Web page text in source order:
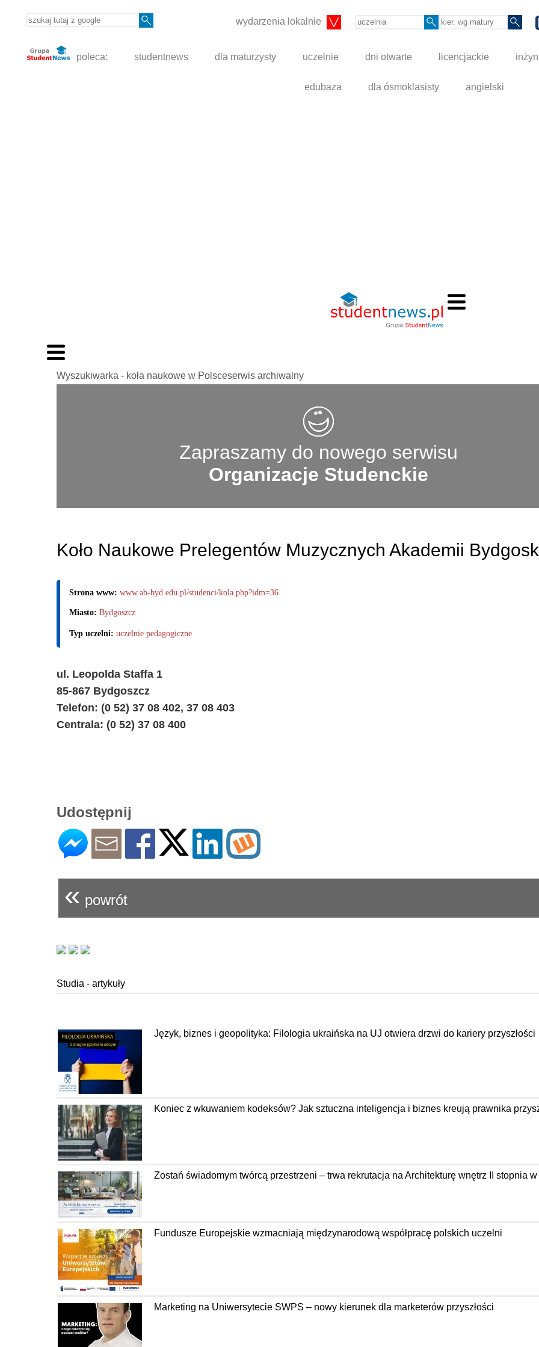
wydarzenia lokalnie
poleca: studentnews dla maturzysty uczelnie dni otwarte licencjackie
edubaza dla ósmoklasisty angielski
Wyszukiwarka - koła naukowe w Polsceserwis archiwalny
Zapraszamy do nowego serwisu
Organizacje Studenckie
Koło Naukowe Prelegentów Muzycznych Akademii
Strona www: www.ab-byd.edu.pl/studenci/kola.php?idm=36
Miasto: Bydgoszcz
Typ uczelni: uczelnie pedagogiczne
ul. Leopolda Staffa 1
85-867 Bydgoszcz
Telefon: (0 52) 37 08 402, 37 08 403
Centrala: (0 52) 37 08 400
Udostępnij
« powrót
Studia - artykuły
Język, biznes i geopolityka: Filologia ukraińska na UJ otwiera drzwi do kariery przyszłości
Koniec z wkuwaniem kodeksów? Jak sztuczna inteligencja i biznes kreują prawnika
Zostań świadomym twórcą przestrzeni – trwa rekrutacja na Architekturę wnętrz II stopnia
Fundusze Europejskie wzmacniają międzynarodową współpracę polskich uczelni
Marketing na Uniwersytecie SWPS – nowy kierunek dla marketerów przyszłości